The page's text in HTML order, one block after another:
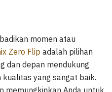
momen atau
Zero Flip adalah pilihan
dan depan mendukung
yang sangat baik.
memungkinkan Anda untuk